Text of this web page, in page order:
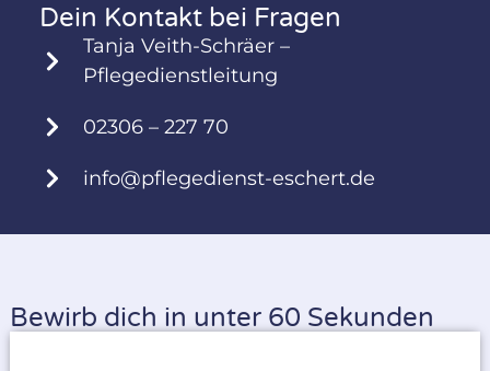
Dein Kontakt bei Fragen
Tanja Veith-Schräer –
Pflegedienstleitung
02306 – 227 70
info@pflegedienst-eschert.de
Bewirb dich in unter 60 Sekunden